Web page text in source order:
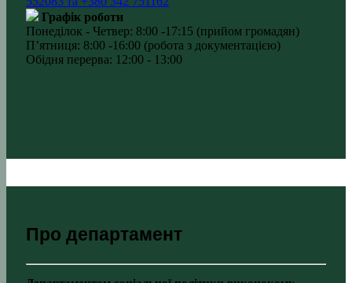
Графік роботи
Понеділок - Четвер: 8:00 -17:15 (прийом громадян)
П’ятниця: 8:00 -16:00 (робота з документацією)
Обідня перерва: 12:00 - 13:00
Про департамент